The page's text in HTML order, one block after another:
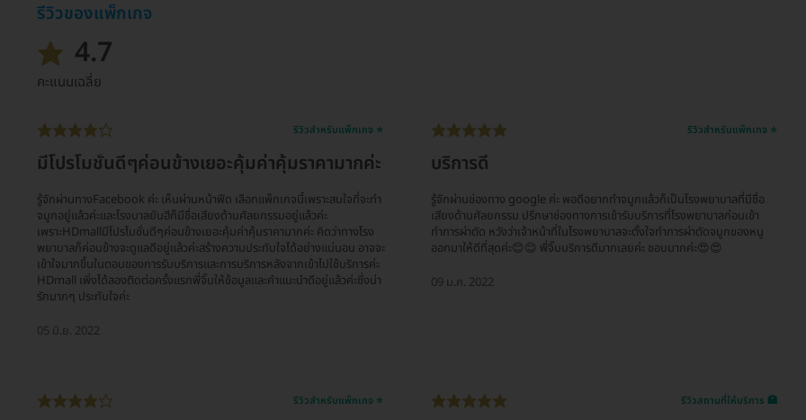
รีวิวของแพ็กเกจ
4.7
คะแนนเฉลี่ย
รีวิวสำหรับแพ็กเกจ ⭐
มีโปรโมชั่นดีๆค่อนข้างเยอะคุ้มค่าคุ้มราคามากค่ะ
รู้จักผ่านทางFacebook ค่ะ เห็นผ่านหน้าฟีด เลือกแพ็กเกจนี้เพราะสนใจที่จะทำ
จมูกอยู่แล้วค่ะและโรงบาลยันฮีก็มีชื่อเสียงด้านศัลยกรรมอยู่แล้วค่ะ
เพราะHDmallมีโปรโมชั่นดีๆค่อนข้างเยอะคุ้มค่าคุ้มราคามากค่ะ คิดว่าทางโรง
พยาบาลก็ค่อนข้างจะดูแลดีอยู่แล้วค่ะสร้างความประทับใจได้อย่างแน่นอน อาจจะ
เข้าใจมากขึ้นในตอนของการรับบริการและการบริการหลังจากเข้าไปใช้บริการค่ะ
HDmall เพิ่งได้ลองติดต่อครั้งแรกพี่จิ๊บให้ข้อมูลและคำแนะนำดีอยู่แล้วค่ะซึ่งน่า
รักมากๆ ประทับใจค่ะ
05 มิ.ย. 2022
รีวิวสำหรับแพ็กเกจ ⭐
บริการดี
รู้จักผ่านช่องทาง google ค่ะ พอดีอยากทำจมูกแล้วก็เป็นโรงพยาบาลที่มีชื่อ
เสียงด้านศัลยกรรม ปรึกษาช่องทางการเข้ารับบริการที่โรงพยาบาลก่อนเข้า
ทำการผ่าตัด หวังว่าเจ้าหน้าที่ในโรงพยาบาลจะตั้งใจทำการผ่าตัดจมูกของหนู
ออกมาให้ดีที่สุดค่ะ😊😊 พี่จิ๊บบริการดีมากเลยค่ะ ชอบมากค่ะ😍😍
09 ม.ค. 2022
รีวิวสำหรับแพ็กเกจ ⭐ รีวิวสถานที่ให้บริการ 🏥